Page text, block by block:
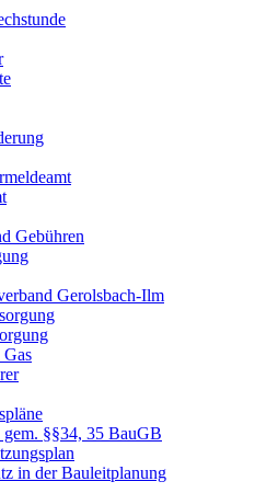
Gebühren
Gerolsbach-Ilm
Gas
gem. §§34, 35 BauGB
in der Bauleitplanung